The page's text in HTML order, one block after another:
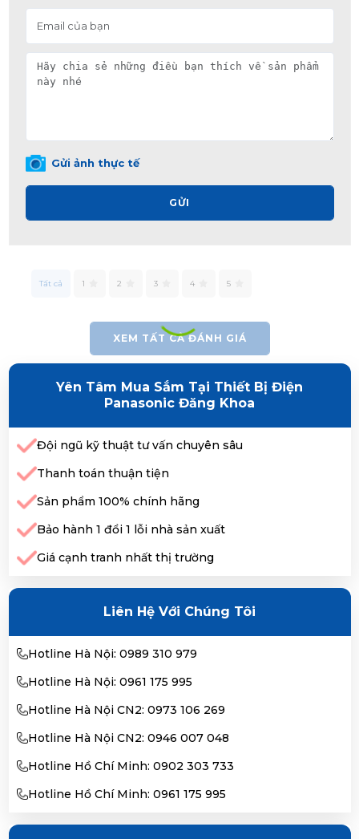
Gửi ảnh thực tế
GỬI
Tất cả 1 2 3 4 5
XEM TẤT CẢ ĐÁNH GIÁ
Yên Tâm Mua Sắm Tại Thiết Bị Điện
Panasonic Đăng Khoa
Đội ngũ kỹ thuật tư vấn chuyên sâu
Thanh toán thuận tiện
Sản phẩm 100% chính hãng
Bảo hành 1 đổi 1 lỗi nhà sản xuất
Giá cạnh tranh nhất thị trường
Liên Hệ Với Chúng Tôi
Hotline Hà Nội: 0989 310 979
Hotline Hà Nội: 0961 175 995
Hotline Hà Nội CN2: 0973 106 269
Hotline Hà Nội CN2: 0946 007 048
Hotline Hồ Chí Minh: 0902 303 733
Hotline Hồ Chí Minh: 0961 175 995